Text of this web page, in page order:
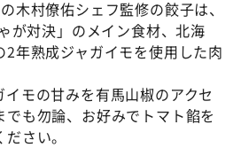
木村僚佑シェフ監修の餃子は、
が対決」のメイン食材、北海
年熟成ジャガイモを使用した肉
モの甘みを有馬山椒のアクセ
も勿論、お好みでトマト餡を
ださい。